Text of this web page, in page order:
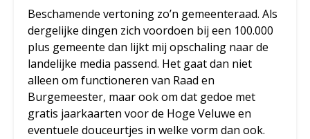
Beschamende vertoning zo’n gemeenteraad. Als
dergelijke dingen zich voordoen bij een 100.000
plus gemeente dan lijkt mij opschaling naar de
landelijke media passend. Het gaat dan niet
alleen om functioneren van Raad en
Burgemeester, maar ook om dat gedoe met
gratis jaarkaarten voor de Hoge Veluwe en
eventuele douceurtjes in welke vorm dan ook.